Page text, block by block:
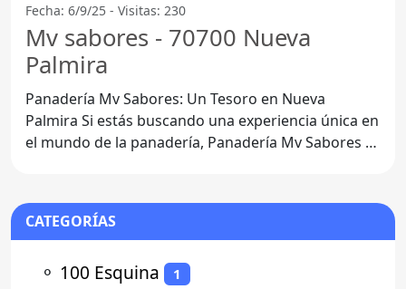
Fecha: 6/9/25 - Visitas: 230
Mv sabores - 70700 Nueva
Palmira
Panadería Mv Sabores: Un Tesoro en Nueva
Palmira Si estás buscando una experiencia única en
el mundo de la panadería, Panadería Mv Sabores es
CATEGORÍAS
⚬ 100 Esquina 1